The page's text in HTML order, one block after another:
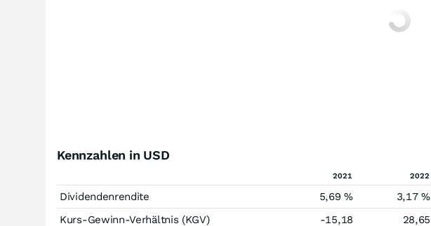
Kennzahlen in USD
2021 2022
Dividendenrendite 5,69 % 3,17 %
Kurs-Gewinn-Verhältnis (KGV)
-15,18 28,65